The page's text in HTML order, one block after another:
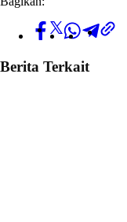
Berita Terkait